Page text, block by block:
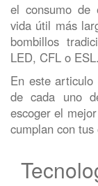
el consumo de
vida útil más
bombillos
LED, CFL o ESL.
En este
de cada uno
escoger el
cumplan con tus